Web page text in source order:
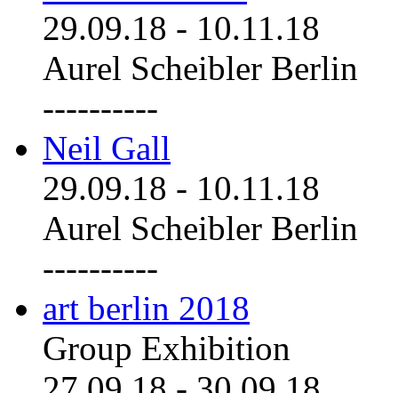
29.09.18 - 10.11.18
Aurel Scheibler Berlin
----------
Neil Gall
29.09.18 - 10.11.18
Aurel Scheibler Berlin
----------
art berlin 2018
Group Exhibition